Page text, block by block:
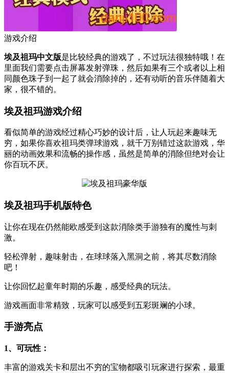
游戏介绍
埃及祖玛中文版是比较经典的游戏了，不过玩法很独特哦！在
里面我们需要点击屏幕发射弹珠，然后如果有三个或者以上相
同颜色珠子到一起了就会消除掉的，还有动听的音乐伴随着大
家，很不错的。
埃及祖玛游戏介绍
看似简单的游戏经过精心巧妙的设计后，让人玩起来趣味无
穷，如果你喜欢祖玛类弹球游戏，就千万别错过这款游戏，华
丽的动画效果和流畅的操作感，虽然是简单的消除但绝对会让
你百玩不厌。
埃及祖玛手机版特色
让你在现在仍然能欧感受到这款消除类手游独有的魔性与刺
激。
轻松弹射，趣味射击，在球球落入黑洞之前，将其尽数消除
吧！
让你回忆起童年时期的乐趣，感受经典的玩法。
游戏画面非常精致，玩家可以感受到五彩斑斓的小球。
手游亮点
1、可玩性：
丰富的游戏关卡和层出不穷的宝物都吸引玩家进行探索，最重